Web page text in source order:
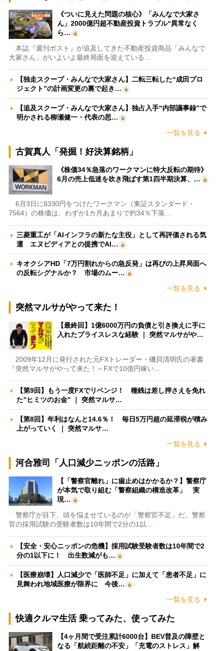
《ついに見えた問題の核心》「みんなで大家さ
ん」2000億円超不動産投資トラブル“異常なく
ら…
本誌『週刊ポスト』が追及してきた不動産投資商品「みんなで
大家さん」がいよいよ最終局面を迎えている…
【独走スクープ・みんなで大家さん】二転三転した“成田プロ
ジェクト”の計画変更の裏で起き…
【追及スクープ・みんなで大家さん】独占入手“内部議事録”で
明かされる柳瀬健一・代表の思…
一覧を見る
古賀真人「発掘！好決算銘柄」
《株価34％急落のワークマンに特大反転の期待》
6月の売上低迷を吹き飛ばす第1四半期決算、…
6月3日に8330円をつけたワークマン（東証スタンダード・
7564）の株価は、わずか1カ月あまりで約34％下落…
三菱重工が「AIインフラの新たな主役」として再評価される気
運 エヌビディアとの提携でAI…
キオクシアHD「7万円割れからの急反発」は再びの上昇局面へ
の反転シグナルか？ 市場のムー…
一覧を見る
突然マルサがやって来た！
【最終回】1億6000万円の負債と引き換えに手に
入れたプライスレスな経験 ｜ 突然マルサがや…
2009年12月に発行された元FXトレーダー・磯貝清明氏の著書
『突然マルサがやって来た！～FXで10億円稼い…
【第9回】もう一度FXでリベンジ！ 種銭は差し押さえを免れ
た”ヒミツのお金” ｜ 突然マルサ…
【第8回】年利はなんと14.6％！ 毎日5万円超の延滞税が積み
上がっていく ｜ 突然マルサ…
一覧を見る
河合雅司「人口減少ニッポンの活路」
【「警察官離れ」に歯止めはかかるか？】警察庁
が本気で取り組む「警察組織の構造改革」 実
現…
警察庁が目下、頭を悩ませているのが「警察官不足」だ。警察
官の採用試験の受験者数は10年間で2分の1以…
【安全・安心ニッポンの危機】採用試験受験者数は10年間で2
分の1以下に！ 出生数減がも…
【医療崩壊】人口減少で「医師不足」に加えて「患者不足」に
見舞われ地域医療が限界に 今後…
一覧を見る
快適クルマ生活 乗ってみた、使ってみた
【4ヶ月間で受注累計6000台】BEV普及の障壁と
なる「航続距離の不安」「充電のストレス」解